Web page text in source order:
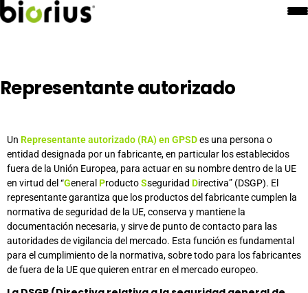
Representante autorizado
Un Representante autorizado (RA) en GPSDes una persona o
entidad designada por un fabricante, en particular los establecidos
fuera de la Unión Europea, para actuar en su nombre dentro de la UE
en virtud del “General ProductoSseguridad Directiva” (DSGP). El
representante garantiza que los productos del fabricante cumplen la
normativa de seguridad de la UE, conserva y mantiene la
documentación necesaria, y sirve de punto de contacto para las
autoridades de vigilancia del mercado. Esta función es fundamental
para el cumplimiento de la normativa, sobre todo para los fabricantes
de fuera de la UE que quieren entrar en el mercado europeo.